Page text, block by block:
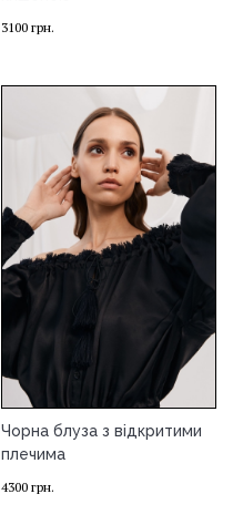
3100 грн.
Чорна блуза з відкритими
плечима
4300 грн.